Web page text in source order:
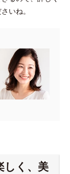
いね。
しく、美